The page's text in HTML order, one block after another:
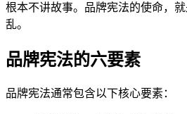
根本不讲故事。品牌宪法的使命，
乱。
品牌宪法的六要素
品牌宪法通常包含以下核心要素：